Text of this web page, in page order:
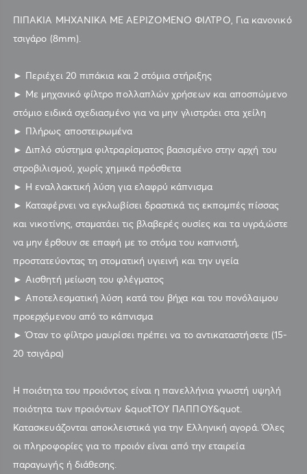
ΠΙΠΑΚΙΑ ΜΗΧΑΝΙΚΑ ΜΕ ΑΕΡΙΖΟΜΕΝΟ ΦΙΛΤΡΟ, Για κανονικό
τσιγάρο (8mm).
► Περιέχει 20 πιπάκια και 2 στόμια στήριξης
► Με μηχανικό φίλτρο πολλαπλών χρήσεων και αποσπώμενο
στόμιο ειδικά σχεδιασμένο για να μην γλιστράει στα χείλη
► Πλήρως αποστειρωμένα
► Διπλό σύστημα φιλτραρίσματος βασισμένο στην αρχή του
στροβιλισμού, χωρίς χημικά πρόσθετα
► Η εναλλακτική λύση για ελαφρύ κάπνισμα
► Καταφέρνει να εγκλωβίσει δραστικά τις εκπομπές πίσσας
και νικοτίνης, σταματάει τις βλαβερές ουσίες και τα υγρά,ώστε
να μην έρθουν σε επαφή με το στόμα του καπνιστή,
προστατεύοντας τη στοματική υγιεινή και την υγεία
► Αισθητή μείωση του φλέγματος
► Αποτελεσματική λύση κατά του βήχα και του πονόλαιμου
προερχόμενου από το κάπνισμα
► Όταν το φίλτρο μαυρίσει πρέπει να το αντικαταστήσετε (15-
20 τσιγάρα)
Η ποιότητα του προιόντος είναι η πανελλήνια γνωστή υψηλή
ποιότητα των προιόντων &quotΤΟΥ ΠΑΠΠΟΥ&quot.
Κατασκευάζονται αποκλειστικά για την Ελληνική αγορά. Όλες
οι πληροφορίες για το προιόν είναι από την εταιρεία
παραγωγής ή διάθεσης.